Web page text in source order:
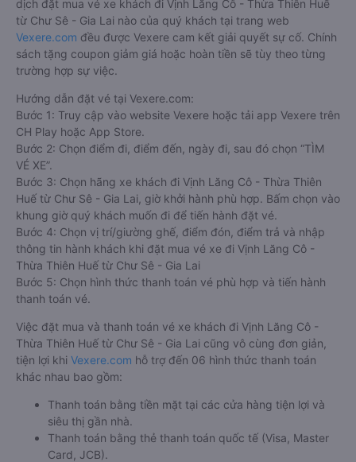
dịch đặt mua vé xe khách đi Vịnh Lăng Cô - Thừa Thiên Huế
từ Chư Sê - Gia Lai nào của quý khách tại trang web
Vexere.com đều được Vexere cam kết giải quyết sự cố. Chính
sách tặng coupon giảm giá hoặc hoàn tiền sẽ tùy theo từng
trường hợp sự việc.
Hướng dẫn đặt vé tại Vexere.com:
Bước 1: Truy cập vào website Vexere hoặc tải app Vexere trên
CH Play hoặc App Store.
Bước 2: Chọn điểm đi, điểm đến, ngày đi, sau đó chọn “TÌM
VÉ XE”.
Bước 3: Chọn hãng xe khách đi Vịnh Lăng Cô - Thừa Thiên
Huế từ Chư Sê - Gia Lai, giờ khởi hành phù hợp. Bấm chọn vào
khung giờ quý khách muốn đi để tiến hành đặt vé.
Bước 4: Chọn vị trí/giường ghế, điểm đón, điểm trả và nhập
thông tin hành khách khi đặt mua vé xe đi Vịnh Lăng Cô -
Thừa Thiên Huế từ Chư Sê - Gia Lai
Bước 5: Chọn hình thức thanh toán vé phù hợp và tiến hành
thanh toán vé.
Việc đặt mua và thanh toán vé xe khách đi Vịnh Lăng Cô -
Thừa Thiên Huế từ Chư Sê - Gia Lai cũng vô cùng đơn giản,
tiện lợi khi Vexere.com hỗ trợ đến 06 hình thức thanh toán
khác nhau bao gồm:
Thanh toán bằng tiền mặt tại các cửa hàng tiện lợi và
siêu thị gần nhà.
Thanh toán bằng thẻ thanh toán quốc tế (Visa, Master
Card, JCB).